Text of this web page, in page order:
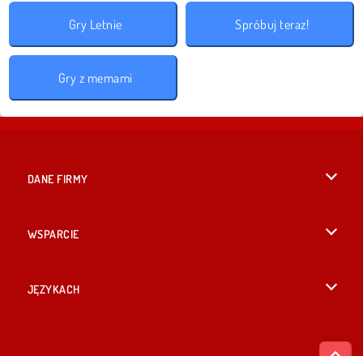
Gry Letnie Spróbuj teraz!
Gry z memami
DANE FIRMY
WSPARCIE
JĘZYKACH